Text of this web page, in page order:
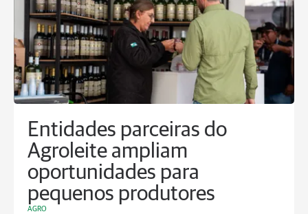
Entidades parceiras do
Agroleite ampliam
oportunidades para
pequenos produtores
AGRO